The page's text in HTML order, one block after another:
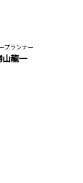
プランナー
山龍一